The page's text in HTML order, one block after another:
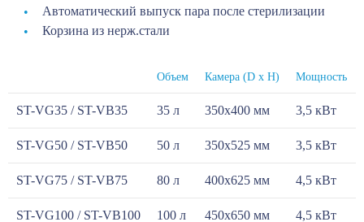
Автоматический выпуск пара после стерилизации
Корзина из нерж.стали
Объем Камера (D х H) Мощность
ST-VG35 / ST-VB35 35 л 350x400 мм 3,5 кВт
ST-VG50 / ST-VB50 50 л 350x525 мм 3,5 кВт
ST-VG75 / ST-VB75 80 л 400x625 мм 4,5 кВт
ST-VG100 / ST-VB100 100 л 450x650 мм 4,5 кВт